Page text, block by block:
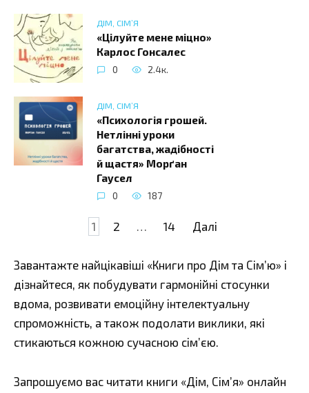
ДІМ, СІМ’Я
«Цілуйте мене міцно»
Карлос Гонсалес
0 2.4к.
ДІМ, СІМ’Я
«Психологія грошей.
Нетлінні уроки
багатства, жадібності
й щастя» Морґан
Гаусел
0 187
1 2 … 14 Далі
Завантажте найцікавіші «Книги про Дім та Сім’ю» і
дізнайтеся, як побудувати гармонійні стосунки
вдома, розвивати емоційну інтелектуальну
спроможність, а також подолати виклики, які
стикаються кожною сучасною сім’єю.
Запрошуємо вас читати книги «Дім, Сім’я» онлайн